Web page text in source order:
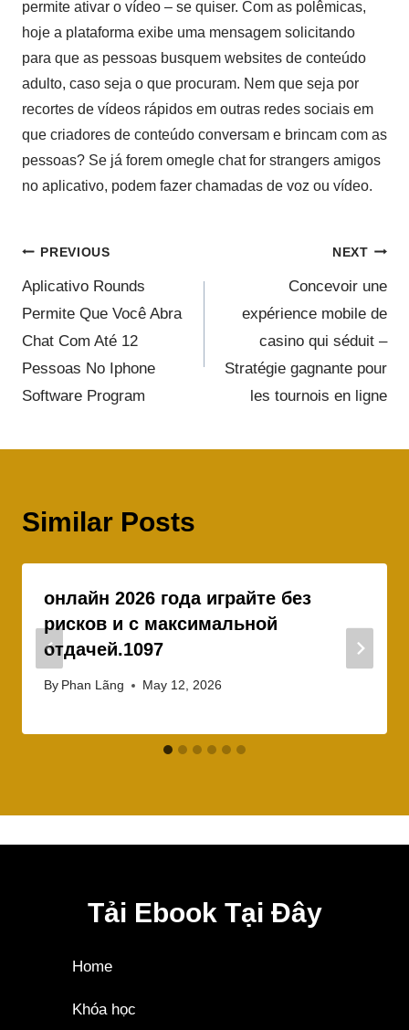
permite ativar o vídeo – se quiser. Com as polêmicas,
hoje a plataforma exibe uma mensagem solicitando
para que as pessoas busquem websites de conteúdo
adulto, caso seja o que procuram. Nem que seja por
recortes de vídeos rápidos em outras redes sociais em
que criadores de conteúdo conversam e brincam com as
pessoas? Se já forem omegle chat for strangers amigos
no aplicativo, podem fazer chamadas de voz ou vídeo.
PREVIOUS
Aplicativo Rounds
Permite Que Você Abra
Chat Com Até 12
Pessoas No Iphone
Software Program
NEXT
Concevoir une
expérience mobile de
casino qui séduit –
Stratégie gagnante pour
les tournois en ligne
Similar Posts
онлайн 2026 года играйте без
рисков и с максимальной
отдачей.1097
By Phan Lãng May 12, 2026
Tải Ebook Tại Đây
Home
Khóa học